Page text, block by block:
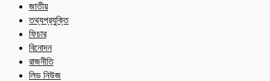
জাতীয়
তথ্যপ্রযুক্তি
ফিচার
বিনোদন
রাজনীতি
লিড নিউজ